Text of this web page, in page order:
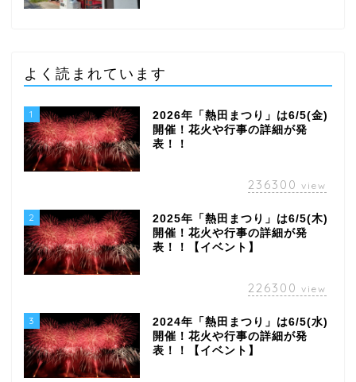
よく読まれています
1
2026年「熱田まつり」は6/5(金)
開催！花火や行事の詳細が発
表！！
236300 view
2
2025年「熱田まつり」は6/5(木)
開催！花火や行事の詳細が発
表！！【イベント】
226300 view
3
2024年「熱田まつり」は6/5(水)
開催！花火や行事の詳細が発
表！！【イベント】